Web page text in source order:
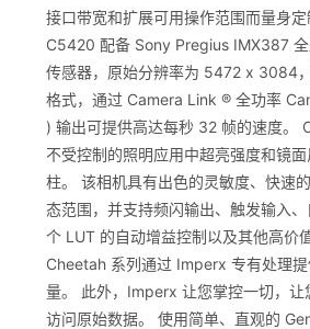
接口带宽和扩展可用操作范围而量身定
C5420 配备 Sony Pregius IMX387
传感器，原始分辨率为 5472 x 3084
格式，通过 Camera Link ® 全功率
) 输出可提供高达每秒 32 帧的速度。
不受控制的照明应用中超亮强度和镜
柱。 该相机具有出色的灵敏度、快速
态范围，并支持频闪输出、触发输入
个 LUT 的自动增益控制以及其他高价
Cheetah 系列通过 Imperx 专有处理
量。 此外，Imperx 让您掌控一切，让
访问原始数据。 使用简单、直观的